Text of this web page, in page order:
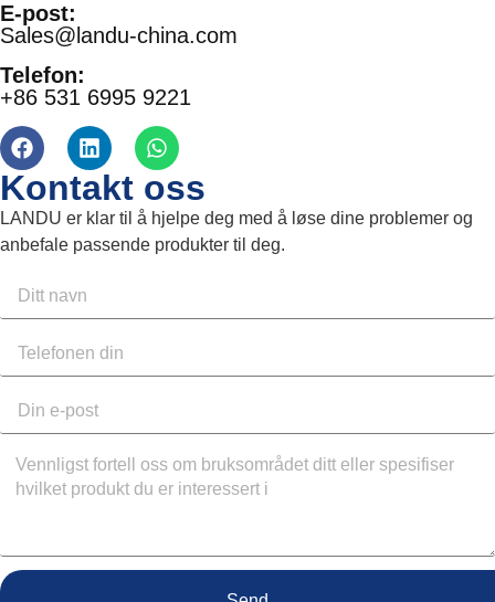
E-post:
Sales@landu-china.com
Telefon:
+86 531 6995 9221
Kontakt oss
LANDU er klar til å hjelpe deg med å løse dine problemer og
anbefale passende produkter til deg.